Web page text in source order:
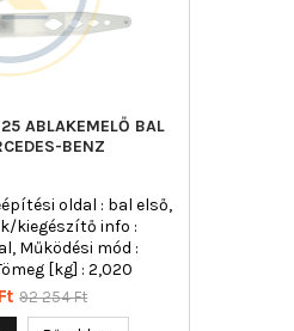
ABLAKEMELŐ BAL
BENZ
oldal : bal első,
kiegészítő info :
Működési mód :
[kg] : 2,020
Normál
92 254 Ft